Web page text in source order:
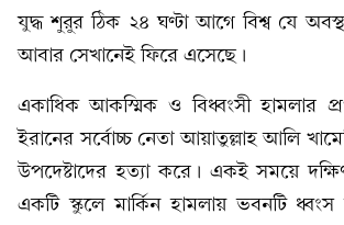
যুদ্ধ শুরুর ঠিক ২৪ ঘণ্টা আগে বিশ্ব যে
আবার সেখানেই ফিরে এসেছে।
একাধিক আকস্মিক ও বিধ্বংসী হামলার
ইরানের সর্বোচ্চ নেতা আয়াতুল্লাহ আলি
উপদেষ্টাদের হত্যা করে। একই সময়ে
একটি স্কুলে মার্কিন হামলায় ভবনটি ধ্বংস